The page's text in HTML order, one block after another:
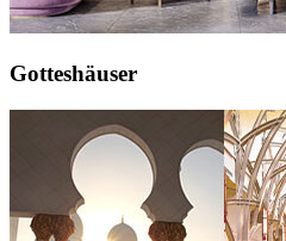
Gotteshäuser